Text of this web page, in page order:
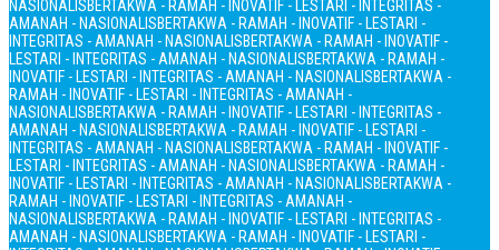
NASIONALISBERTAKWA - RAMAH - INOVATIF - LESTARI - INTEGRITAS -
AMANAH - NASIONALISBERTAKWA - RAMAH - INOVATIF - LESTARI -
INTEGRITAS - AMANAH - NASIONALISBERTAKWA - RAMAH - INOVATIF -
LESTARI - INTEGRITAS - AMANAH - NASIONALISBERTAKWA - RAMAH -
INOVATIF - LESTARI - INTEGRITAS - AMANAH - NASIONALISBERTAKWA -
RAMAH - INOVATIF - LESTARI - INTEGRITAS - AMANAH -
NASIONALISBERTAKWA - RAMAH - INOVATIF - LESTARI - INTEGRITAS -
AMANAH - NASIONALISBERTAKWA - RAMAH - INOVATIF - LESTARI -
INTEGRITAS - AMANAH - NASIONALISBERTAKWA - RAMAH - INOVATIF -
LESTARI - INTEGRITAS - AMANAH - NASIONALISBERTAKWA - RAMAH -
INOVATIF - LESTARI - INTEGRITAS - AMANAH - NASIONALISBERTAKWA -
RAMAH - INOVATIF - LESTARI - INTEGRITAS - AMANAH -
NASIONALISBERTAKWA - RAMAH - INOVATIF - LESTARI - INTEGRITAS -
AMANAH - NASIONALISBERTAKWA - RAMAH - INOVATIF - LESTARI -